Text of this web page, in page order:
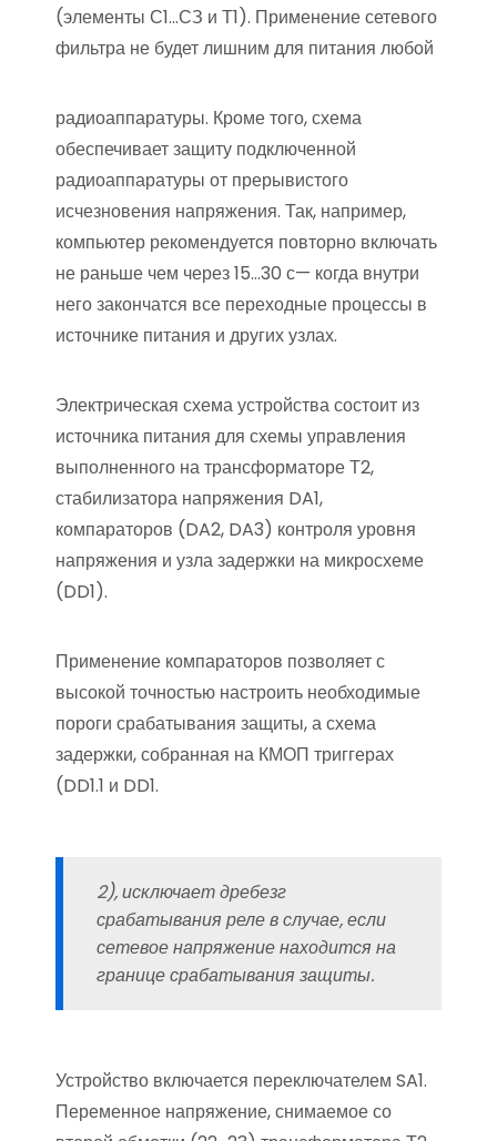
(элементы С1…СЗ и Т1). Применение сетевого
фильтра не будет лишним для питания любой
радиоаппаратуры. Кроме того, схема
обеспечивает защиту подключенной
радиоаппаратуры от прерывистого
исчезновения напряжения. Так, например,
компьютер рекомендуется повторно включать
не раньше чем через 15…30 с— когда внутри
него закончатся все переходные процессы в
источнике питания и других узлах.
Электрическая схема устройства состоит из
источника питания для схемы управления
выполненного на трансформаторе Т2,
стабилизатора напряжения DA1,
компараторов (DA2, DA3) контроля уровня
напряжения и узла задержки на микросхеме
(DD1).
Применение компараторов позволяет с
высокой точностью настроить необходимые
пороги срабатывания защиты, а схема
задержки, собранная на КМОП триггерах
(DD1.1 и DD1.
2), исключает дребезг
срабатывания реле в случае, если
сетевое напряжение находится на
границе срабатывания защиты.
Устройство включается переключателем SA1.
Переменное напряжение, снимаемое со